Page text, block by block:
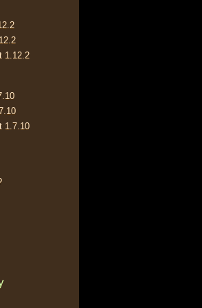
1.12.2
1.7.10